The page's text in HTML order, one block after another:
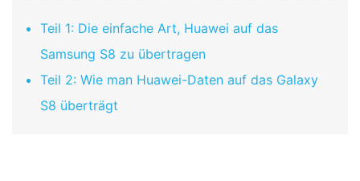
Teil 1: Die einfache Art, Huawei auf das
Samsung S8 zu übertragen
Teil 2: Wie man Huawei-Daten auf das Galaxy
S8 überträgt